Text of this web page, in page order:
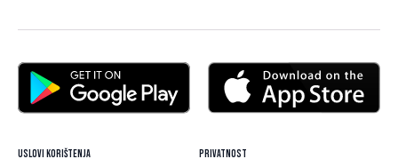
Uslovi korištenja Privatnost